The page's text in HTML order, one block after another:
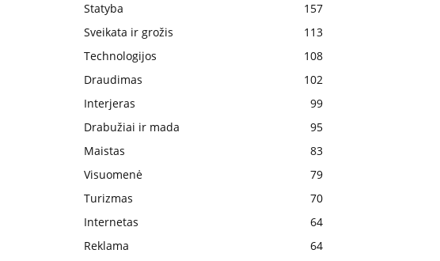
Statyba
157
Sveikata ir grožis
113
Technologijos
108
Draudimas
102
Interjeras
99
Drabužiai ir mada
95
Maistas
83
Visuomenė
79
Turizmas
70
Internetas
64
Reklama
64